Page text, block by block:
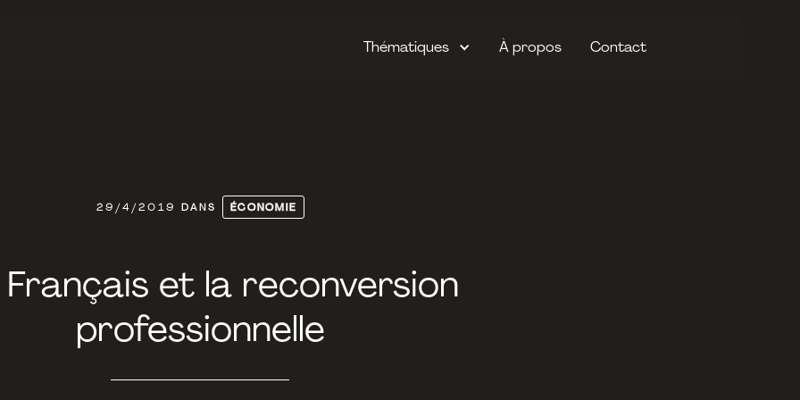
Thématiques À propos Contact
29/4/2019 DANS ÉCONOMIE
Français et la reconversion
professionnelle